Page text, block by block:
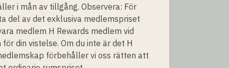
i mån av tillgång. Observera: För
del av det exklusiva medlemspriset
medlem H Rewards medlem vid
din vistelse. Om du inte är det H
förbehåller vi oss rätten att